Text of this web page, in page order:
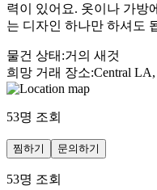
력이 있어요. 옷이나 가방
는 디자인 하나만 하셔도
물건 상태 :거의 새것
희망 거래 장소:Central
53명 조회
찜하기 문의하기
53명 조회